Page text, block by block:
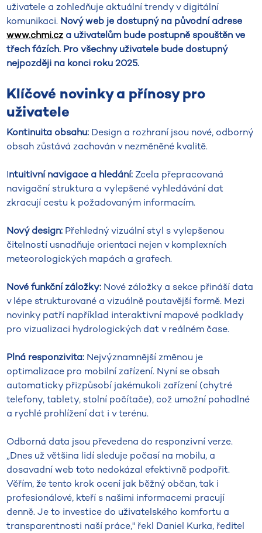
uživatele a zohledňuje aktuální trendy v digitální
komunikaci. Nový web je dostupný na původní adrese
www.chmi.cz a uživatelům bude postupně spouštěn ve
třech fázích. Pro všechny uživatele bude dostupný
nejpozději na konci roku 2025.
Klíčové novinky a přínosy pro
uživatele
Kontinuita obsahu: Design a rozhraní jsou nové, odborný
obsah zůstává zachován v nezměněné kvalitě.
Intuitivní navigace a hledání: Zcela přepracovaná
navigační struktura a vylepšené vyhledávání dat
zkracují cestu k požadovaným informacím.
Nový design: Přehledný vizuální styl s vylepšenou
čitelností usnadňuje orientaci nejen v komplexních
meteorologických mapách a grafech.
Nové funkční záložky: Nové záložky a sekce přináší data
v lépe strukturované a vizuálně poutavější formě. Mezi
novinky patří například interaktivní mapové podklady
pro vizualizaci hydrologických dat v reálném čase.
Plná responzivita: Nejvýznamnější změnou je
optimalizace pro mobilní zařízení. Nyní se obsah
automaticky přizpůsobí jakémukoli zařízení (chytré
telefony, tablety, stolní počítače), což umožní pohodlné
a rychlé prohlížení dat i v terénu.
Odborná data jsou převedena do responzivní verze.
„Dnes už většina lidí sleduje počasí na mobilu, a
dosavadní web toto nedokázal efektivně podpořit.
Věřím, že tento krok ocení jak běžný občan, tak i
profesionálové, kteří s našimi informacemi pracují
denně. Je to investice do uživatelského komfortu a
transparentnosti naší práce," řekl Daniel Kurka, ředitel